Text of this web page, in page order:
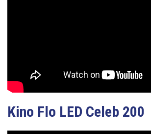
Kino Flo LED Celeb 200